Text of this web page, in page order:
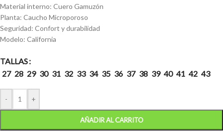
Material interno: Cuero Gamuzón
Planta: Caucho Microporoso
Seguridad: Confort y durabilidad
Modelo: California
TALLAS
27 28 29 30 31 32 33 34 35 36 37 38 39 40 41 42 43
- +
AÑADIR AL CARRITO